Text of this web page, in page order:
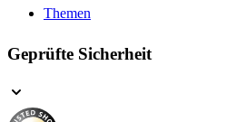
Themen
Geprüfte Sicherheit